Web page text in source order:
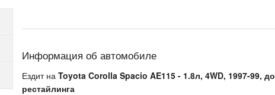
Информация об автомобиле
Ездит на Toyota Corolla Spacio AE115 - 1.8л, 4WD, 1997-99, до
рестайлинга